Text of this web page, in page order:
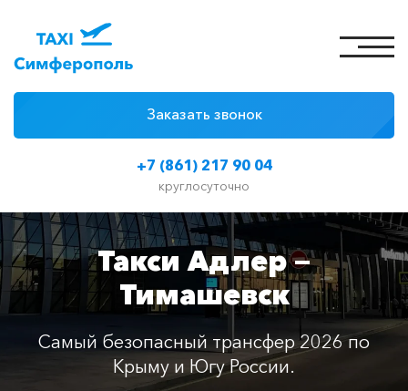
+7 (861) 217 90 04
круглосуточно
Заказать звонок
Цены на такси
Классы автомобилей
Отзывы
Контакты
Такси Адлер —
Тимашевск
Самый безопасный трансфер 2026 по
Крыму и Югу России.